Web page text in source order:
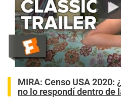
MIRA: Censo USA 2020:
no lo respondí dentro de